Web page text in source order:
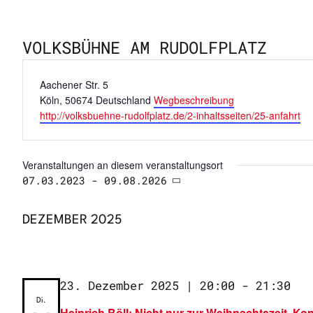
VOLKSBÜHNE AM RUDOLFPLATZ
Adresse
Aachener Str. 5
Köln, 50674 Deutschland Wegbeschreibung
Webseite
http://volksbuehne-rudolfplatz.de/2-inhaltsseiten/25-anfahrt
Veranstaltungen an diesem veranstaltungsort
07.03.2023 - 09.08.2026
DEZEMBER 2025
Di.
23. Dezember 2025 | 20:00 - 21:30